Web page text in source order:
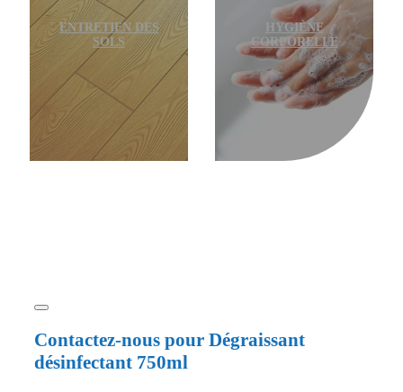
ENTRETIEN DES
SOLS
HYGIÈNE
CORPORELLE
Contactez-nous pour Dégraissant
désinfectant 750ml